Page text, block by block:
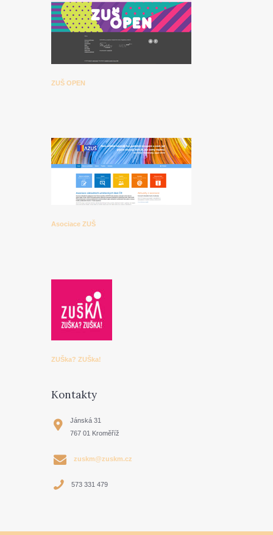
ZUŠ OPEN
Asociace ZUŠ
ZUŠka? ZUŠka!
Kontakty
Jánská 31
767 01 Kroměříž
zuskm@zuskm.cz
573 331 479